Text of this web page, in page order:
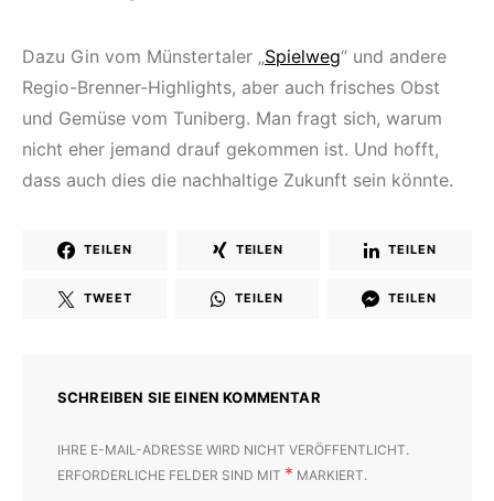
Dazu Gin vom Münstertaler „Spielweg“ und andere
Regio-Brenner-Highlights, aber auch frisches Obst
und Gemüse vom Tuniberg. Man fragt sich, warum
nicht eher jemand drauf gekommen ist. Und hofft,
dass auch dies die nachhaltige Zukunft sein könnte.
TEILEN TEILEN TEILEN
TWEET TEILEN TEILEN
SCHREIBEN SIE EINEN KOMMENTAR
IHRE E-MAIL-ADRESSE WIRD NICHT VERÖFFENTLICHT.
ERFORDERLICHE FELDER SIND MIT * MARKIERT.